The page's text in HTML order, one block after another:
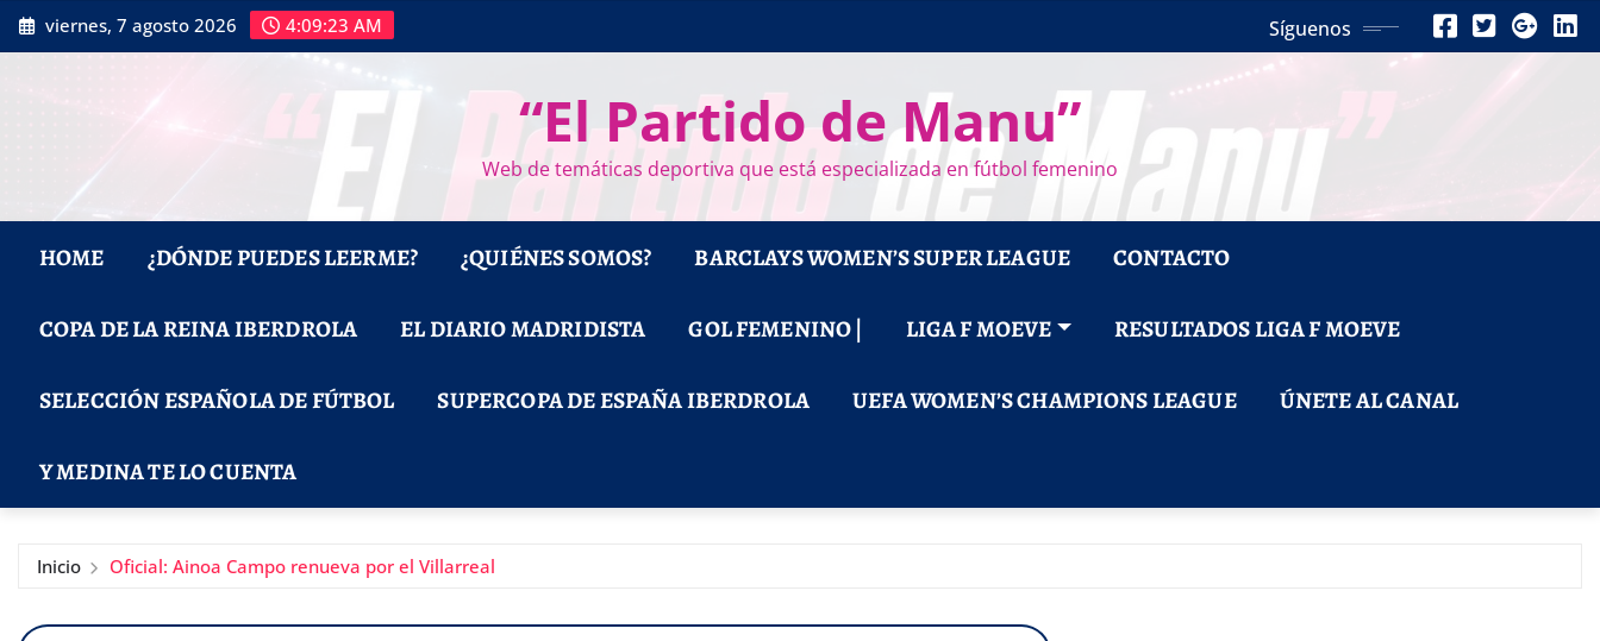
Saltar
al
viernes, 7 agosto 2026 4:09:24 AM Síguenos
“El Partido de Manu”
Web de temáticas deportiva que está especializada en fútbol femenino
HOME ¿DÓNDE PUEDES LEERME? ¿QUIÉNES SOMOS? BARCLAYS WOMEN’S SUPER LEAGUE CONTACTO
COPA DE LA REINA IBERDROLA EL DIARIO MADRIDISTA GOL FEMENINO | LIGA F MOEVE RESULTADOS LIGA F MOEVE
SELECCIÓN ESPAÑOLA DE FÚTBOL SUPERCOPA DE ESPAÑA IBERDROLA UEFA WOMEN’S CHAMPIONS LEAGUE ÚNETE AL CANAL
Y MEDINA TE LO CUENTA
Inicio Oficial: Ainoa Campo renueva por el Villarreal